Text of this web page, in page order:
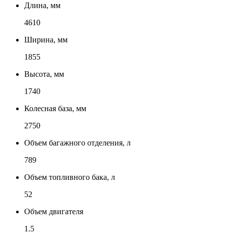
Длина, мм
4610
Ширина, мм
1855
Высота, мм
1740
Колесная база, мм
2750
Объем багажного отделения, л
789
Объем топливного бака, л
52
Объем двигателя
1.5